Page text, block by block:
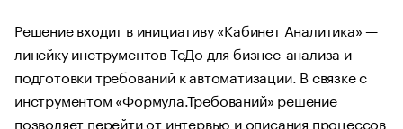
Решение входит в инициативу «Кабинет Аналитика» —
линейку инструментов ТеДо для бизнес-анализа и
подготовки требований к автоматизации. В связке с
инструментом «Формула.Требований» решение
позволяет перейти от интервью и описания процессов